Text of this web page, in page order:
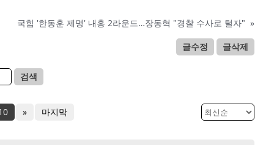
국힘 '한동훈 제명' 내홍 2라운드…장동혁 "경찰 수사로 털자" »
글수정 글삭제
검색
» 마지막